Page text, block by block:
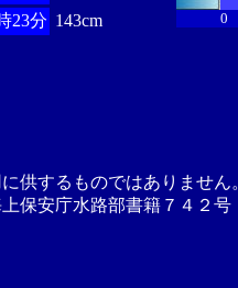
23分 143cm 0
供するものではありませ
保安庁水路部書籍７４２